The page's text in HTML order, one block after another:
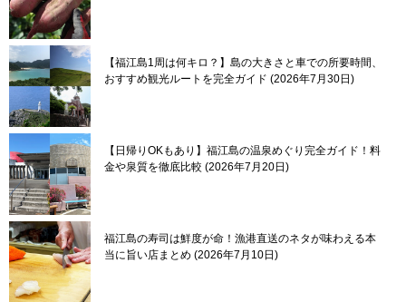
【福江島1周は何キロ？】島の大きさと車での所要時間、
おすすめ観光ルートを完全ガイド 2026年7月30日
【日帰りOKもあり】福江島の温泉めぐり完全ガイド！料
金や泉質を徹底比較 2026年7月20日
福江島の寿司は鮮度が命！漁港直送のネタが味わえる本
当に旨い店まとめ 2026年7月10日